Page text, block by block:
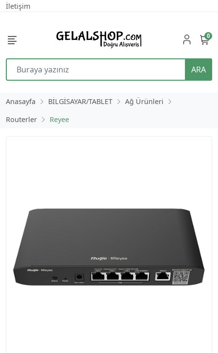
İletişim
ARA
0
Anasayfa BİLGİSAYAR/TABLET
Ağ Ürünleri
Routerler
Reyee